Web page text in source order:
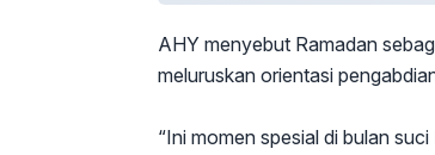
AHY menyebut Ramadan
meluruskan orientasi
“Ini momen spesial di bulan